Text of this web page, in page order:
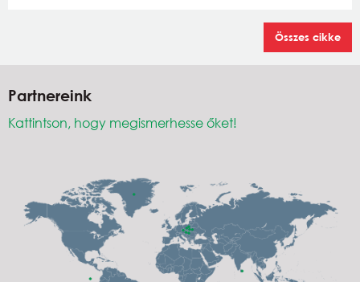
Összes cikke
Partnereink
Kattintson, hogy megismerhesse őket!